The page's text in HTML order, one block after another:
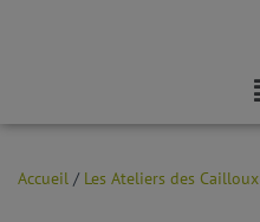
Accueil / Les Ateliers des Cailloux